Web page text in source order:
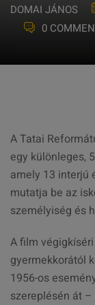
DOMAI JÁNOS
0
A Tatai
egy különleges,
amely 13 interjú
mutatja be az
személyiség és
A film
gyermekkorától
1956-os
szereplésén át